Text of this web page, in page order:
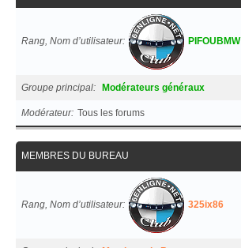
Rang, Nom d’utilisateur PIFOUBMW
Groupe principal Modérateurs généraux
Modérateur Tous les forums
MEMBRES DU BUREAU
Rang, Nom d’utilisateur 325ix86